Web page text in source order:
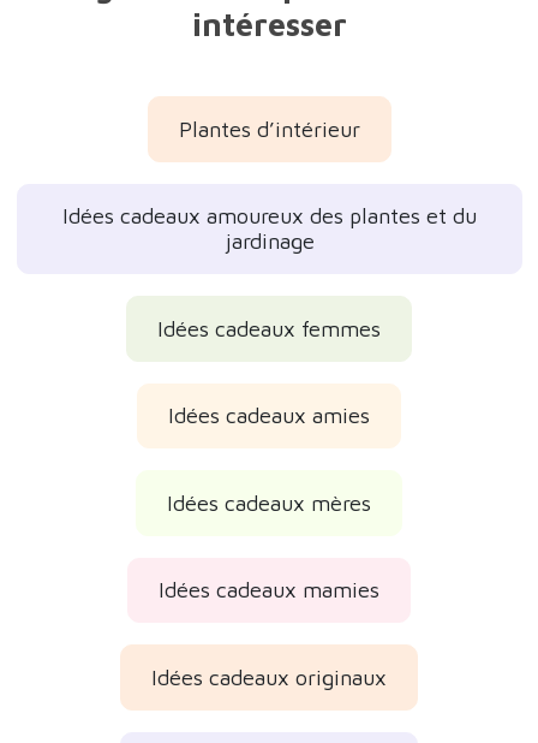
intéresser
Plantes d’intérieur
Idées cadeaux amoureux des plantes et du
jardinage
Idées cadeaux femmes
Idées cadeaux amies
Idées cadeaux mères
Idées cadeaux mamies
Idées cadeaux originaux